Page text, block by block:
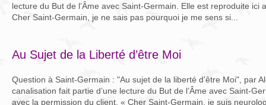
lecture du But de l’Âme avec Saint-Germain. Elle est reproduite ici
Cher Saint-Germain, je ne sais pas pourquoi je me sens si...
Au Sujet de la Liberté d’être Moi
Question à Saint-Germain : "Au sujet de la liberté d’être Moi", par
canalisation fait partie d’une lecture du But de l’Âme avec Saint-
avec la permission du client. « Cher Saint-Germain, je suis